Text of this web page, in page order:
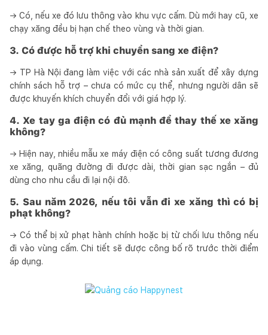
→ Có, nếu xe đó lưu thông vào khu vực cấm. Dù mới hay cũ, xe
chạy xăng đều bị hạn chế theo vùng và thời gian.
3. Có được hỗ trợ khi chuyển sang xe điện?
→ TP Hà Nội đang làm việc với các nhà sản xuất để xây dựng
chính sách hỗ trợ – chưa có mức cụ thể, nhưng người dân sẽ
được khuyến khích chuyển đổi với giá hợp lý.
4. Xe tay ga điện có đủ mạnh để thay thế xe xăng
không?
→ Hiện nay, nhiều mẫu xe máy điện có công suất tương đương
xe xăng, quãng đường đi được dài, thời gian sạc ngắn – đủ
dùng cho nhu cầu đi lại nội đô.
5. Sau năm 2026, nếu tôi vẫn đi xe xăng thì có bị
phạt không?
→ Có thể bị xử phạt hành chính hoặc bị từ chối lưu thông nếu
đi vào vùng cấm. Chi tiết sẽ được công bố rõ trước thời điểm
áp dụng.